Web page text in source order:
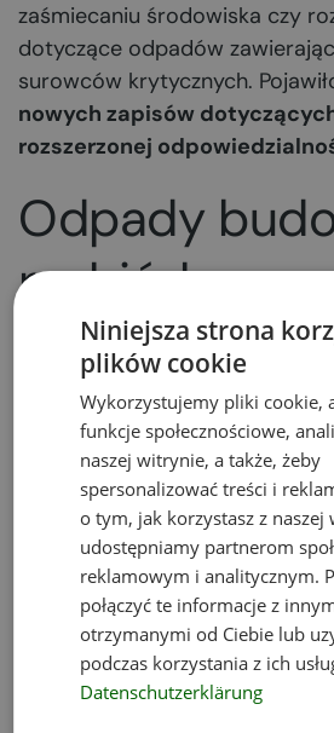
zaśmiecaniu środowiska czy
dotyczące odpadów
surowców krytycznych.
nowych zapisów
rozszerzonej
Odpady
rozbiórkowe
gospodarce
odpadami
Przepisy dotyczące odpadów
rozbiórkowych zostały
rozdziale w ustawie o
obowiązek ewidencji tego
natomiast zwolniono z niego
niebędące przedsiębiorcami.
Od 1 stycznia 2023 r. wejdzie w
mających istotne znaczenie dla
Niniejsza strona
plików cookie
Wykorzystujemy pliki cookie,
funkcje społecznościowe,
naszej witrynie, a także, żeby
spersonalizować treści i
o tym, jak korzystasz z naszej
udostępniamy partnerom
reklamowym i analitycznym.
połączyć te informacje z
otrzymanymi od Ciebie lub
podczas korzystania z ich
Datenschutzerklärung